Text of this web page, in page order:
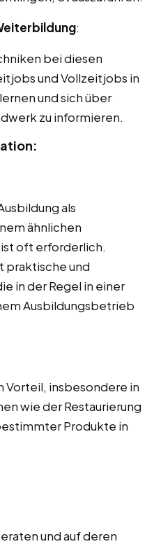
:
bei diesen
und Vollzeitjobs in
und sich über
zu informieren.
als
ähnlichen
oft erforderlich.
praktische und
in der Regel in einer
Ausbildungsbetrieb
Vorteil, insbesondere in
wie der Restaurierung
Produkte in
und auf deren